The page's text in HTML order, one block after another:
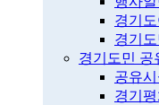
경기
경기
경기도민 공
공유
경기